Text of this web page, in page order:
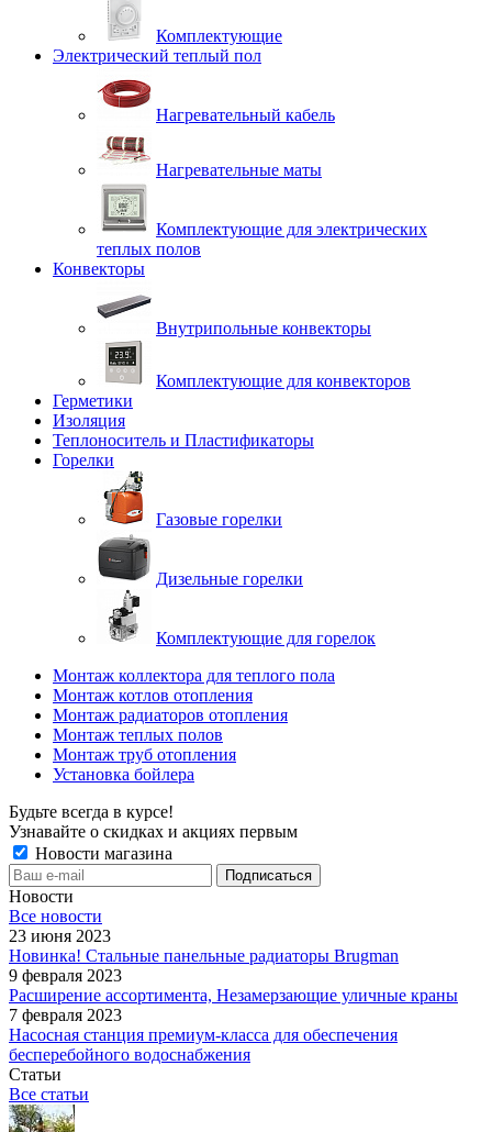
Комплектующие
Электрический теплый пол
Нагревательный кабель
Нагревательные маты
Комплектующие для электрических
теплых полов
Конвекторы
Внутрипольные конвекторы
Комплектующие для конвекторов
Герметики
Изоляция
Теплоноситель и Пластификаторы
Горелки
Газовые горелки
Дизельные горелки
Комплектующие для горелок
Монтаж коллектора для теплого пола
Монтаж котлов отопления
Монтаж радиаторов отопления
Монтаж теплых полов
Монтаж труб отопления
Установка бойлера
Будьте всегда в курсе!
Узнавайте о скидках и акциях первым
Новости магазина
Новости
Все новости
23 июня 2023
Новинка! Стальные панельные радиаторы Brugman
9 февраля 2023
Расширение ассортимента, Незамерзающие уличные краны
7 февраля 2023
Насосная станция премиум-класса для обеспечения
бесперебойного водоснабжения
Статьи
Все статьи